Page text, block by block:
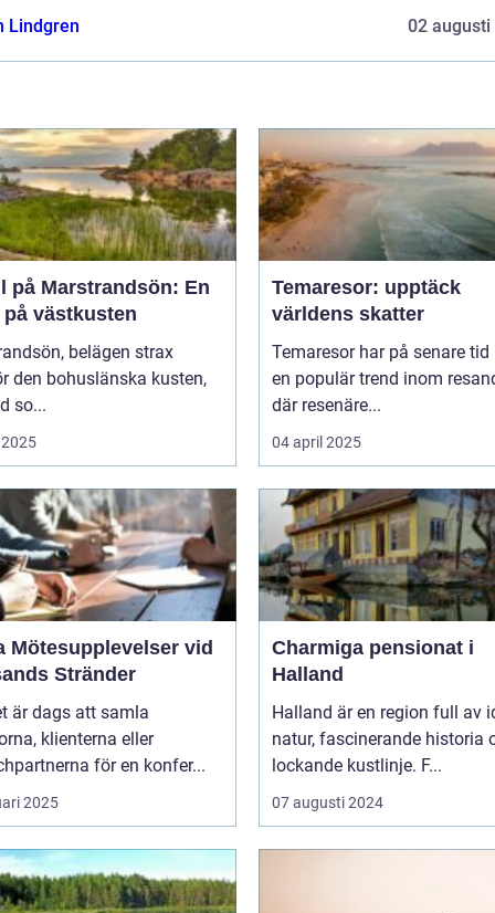
Lindgren
02 augusti
på Marstrandsön: En
västkusten
belägen strax
den bohuslänska kusten,
so...
Temaresor: upptäck
världens skatter
Temaresor har på senare
en populär trend inom
där resenäre...
04 april 2025
Mötesupplevelser vid
Stränder
är dags att samla
klienterna eller
för en konfer...
2025
Charmiga pensionat i
Halland
Halland är en region full av
natur, fascinerande historia
lockande kustlinje. F...
07 augusti 2024